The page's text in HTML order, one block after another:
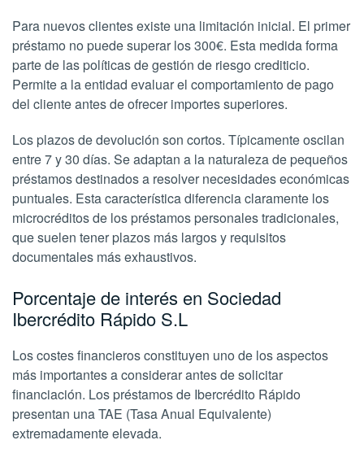
Para nuevos clientes existe una limitación inicial. El primer
préstamo no puede superar los 300€. Esta medida forma
parte de las políticas de gestión de riesgo crediticio.
Permite a la entidad evaluar el comportamiento de pago
del cliente antes de ofrecer importes superiores.
Los plazos de devolución son cortos. Típicamente oscilan
entre 7 y 30 días. Se adaptan a la naturaleza de pequeños
préstamos destinados a resolver necesidades económicas
puntuales. Esta característica diferencia claramente los
microcréditos de los préstamos personales tradicionales,
que suelen tener plazos más largos y requisitos
documentales más exhaustivos.
Porcentaje de interés en Sociedad
Ibercrédito Rápido S.L
Los costes financieros constituyen uno de los aspectos
más importantes a considerar antes de solicitar
financiación. Los préstamos de Ibercrédito Rápido
presentan una TAE (Tasa Anual Equivalente)
extremadamente elevada.